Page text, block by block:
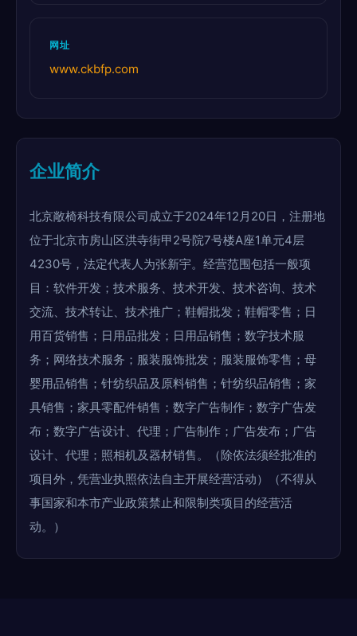
网址
www.ckbfp.com
企业简介
北京敞椅科技有限公司成立于2024年12月20日，注册地
位于北京市房山区洪寺街甲2号院7号楼A座1单元4层
4230号，法定代表人为张新宇。经营范围包括一般项
目：软件开发；技术服务、技术开发、技术咨询、技术
交流、技术转让、技术推广；鞋帽批发；鞋帽零售；日
用百货销售；日用品批发；日用品销售；数字技术服
务；网络技术服务；服装服饰批发；服装服饰零售；母
婴用品销售；针纺织品及原料销售；针纺织品销售；家
具销售；家具零配件销售；数字广告制作；数字广告发
布；数字广告设计、代理；广告制作；广告发布；广告
设计、代理；照相机及器材销售。（除依法须经批准的
项目外，凭营业执照依法自主开展经营活动）（不得从
事国家和本市产业政策禁止和限制类项目的经营活
动。）